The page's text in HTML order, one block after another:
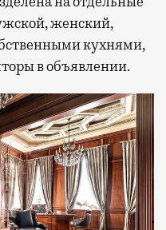
женский,
кухнями,
в объявлении.